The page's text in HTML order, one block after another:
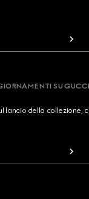
SU GUCCI
lancio della collezione,